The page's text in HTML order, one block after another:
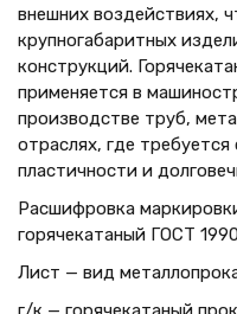
внешних воздействиях,
крупногабаритных
конструкций.
применяется в
производстве труб,
отраслях, где
пластичности и
Расшифровка
горячекатаный ГОСТ
Лист — вид